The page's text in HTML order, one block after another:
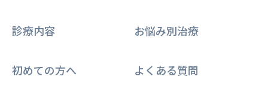
診療内容 お悩み別治療
初めての方へ よくある質問